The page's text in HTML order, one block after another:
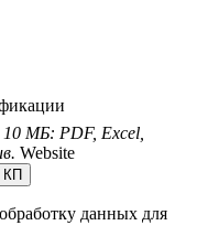
МБ: PDF, Excel,
Website
КП
данных для